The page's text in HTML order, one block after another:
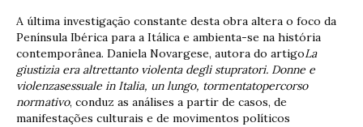
A última investigação constante desta obra altera o foco da
Península Ibérica para a Itálica e ambienta-se na história
contemporânea. Daniela Novargese, autora do artigoLa
giustizia era altrettanto violenta degli stupratori. Donne e
violenzasessuale in Italia, un lungo, tormentatopercorso
normativo, conduz as análises a partir de casos, de
manifestações culturais e de movimentos políticos